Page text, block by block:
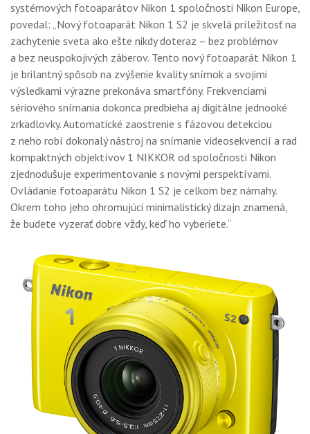
systémových fotoaparátov Nikon 1 spoločnosti Nikon Europe,
povedal: „Nový fotoaparát Nikon 1 S2 je skvelá príležitosť na
zachytenie sveta ako ešte nikdy doteraz – bez problémov
a bez neuspokojivých záberov. Tento nový fotoaparát Nikon 1
je brilantný spôsob na zvýšenie kvality snímok a svojimi
výsledkami výrazne prekonáva smartfóny. Frekvenciami
sériového snímania dokonca predbieha aj digitálne jednooké
zrkadlovky. Automatické zaostrenie s fázovou detekciou
z neho robí dokonalý nástroj na snímanie videosekvencií a rad
kompaktných objektívov 1 NIKKOR od spoločnosti Nikon
zjednodušuje experimentovanie s novými perspektívami.
Ovládanie fotoaparátu Nikon 1 S2 je celkom bez námahy.
Okrem toho jeho ohromujúci minimalistický dizajn znamená,
že budete vyzerať dobre vždy, keď ho vyberiete.“